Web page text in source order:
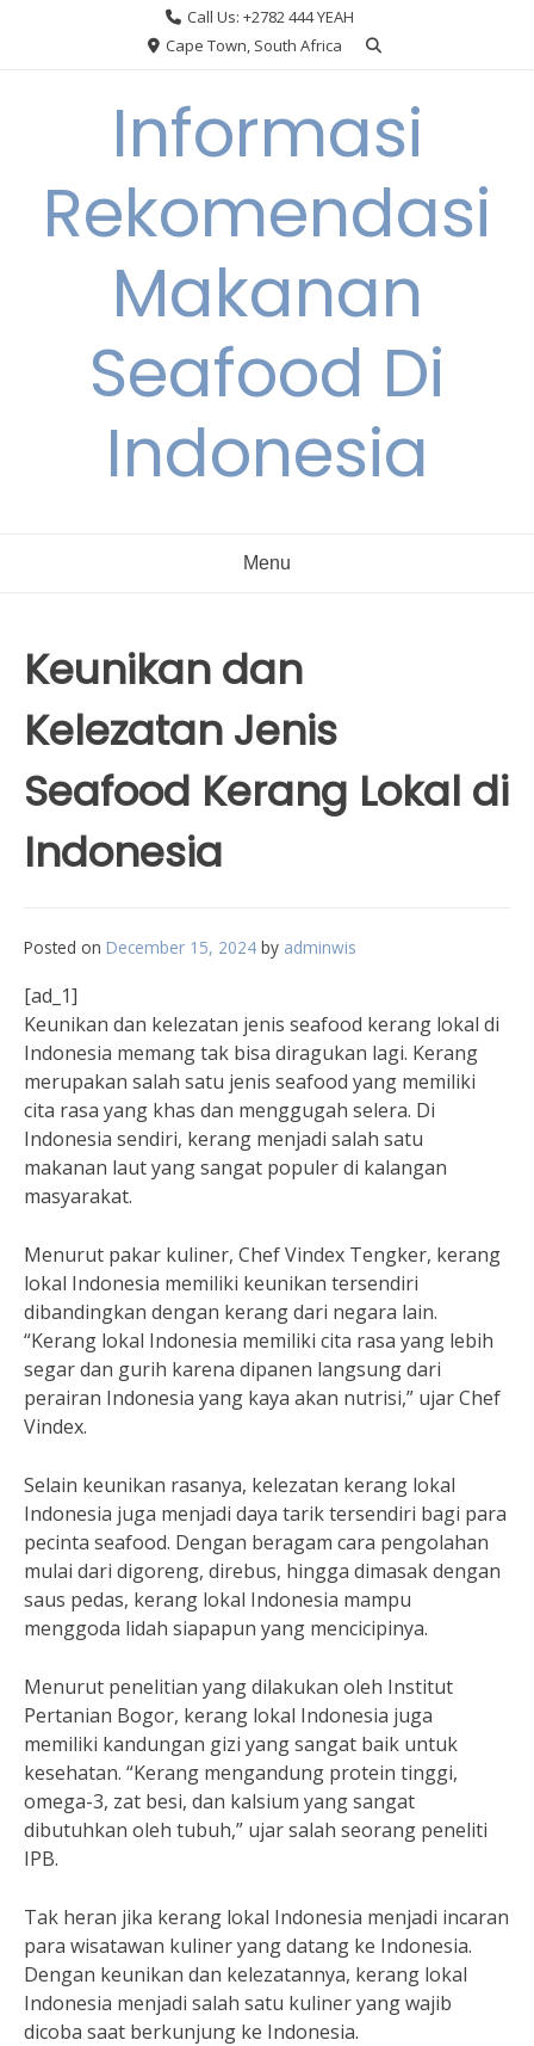
Call Us: +2782 444 YEAH
Cape Town, South Africa
Informasi
Rekomendasi
Makanan
Seafood Di
Indonesia
Menu
Keunikan dan
Kelezatan Jenis
Seafood Kerang Lokal di
Indonesia
Posted on December 15, 2024 by adminwis
[ad_1]
Keunikan dan kelezatan jenis seafood kerang lokal di
Indonesia memang tak bisa diragukan lagi. Kerang
merupakan salah satu jenis seafood yang memiliki
cita rasa yang khas dan menggugah selera. Di
Indonesia sendiri, kerang menjadi salah satu
makanan laut yang sangat populer di kalangan
masyarakat.
Menurut pakar kuliner, Chef Vindex Tengker, kerang
lokal Indonesia memiliki keunikan tersendiri
dibandingkan dengan kerang dari negara lain.
“Kerang lokal Indonesia memiliki cita rasa yang lebih
segar dan gurih karena dipanen langsung dari
perairan Indonesia yang kaya akan nutrisi,” ujar Chef
Vindex.
Selain keunikan rasanya, kelezatan kerang lokal
Indonesia juga menjadi daya tarik tersendiri bagi para
pecinta seafood. Dengan beragam cara pengolahan
mulai dari digoreng, direbus, hingga dimasak dengan
saus pedas, kerang lokal Indonesia mampu
menggoda lidah siapapun yang mencicipinya.
Menurut penelitian yang dilakukan oleh Institut
Pertanian Bogor, kerang lokal Indonesia juga
memiliki kandungan gizi yang sangat baik untuk
kesehatan. “Kerang mengandung protein tinggi,
omega-3, zat besi, dan kalsium yang sangat
dibutuhkan oleh tubuh,” ujar salah seorang peneliti
IPB.
Tak heran jika kerang lokal Indonesia menjadi incaran
para wisatawan kuliner yang datang ke Indonesia.
Dengan keunikan dan kelezatannya, kerang lokal
Indonesia menjadi salah satu kuliner yang wajib
dicoba saat berkunjung ke Indonesia.